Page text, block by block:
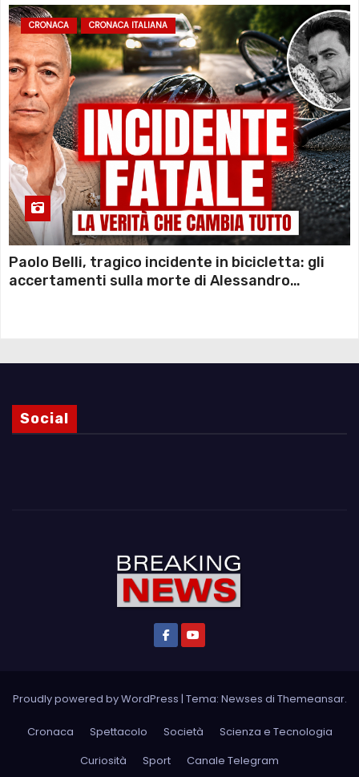
CRONACA CRONACA ITALIANA
Paolo Belli, tragico incidente in bicicletta: gli
accertamenti sulla morte di Alessandro
Social
Proudly powered by WordPress | Tema: Newses di Themeansar.
Cronaca Spettacolo Società
Scienza e Tecnologia
Curiosità
Sport Canale Telegram